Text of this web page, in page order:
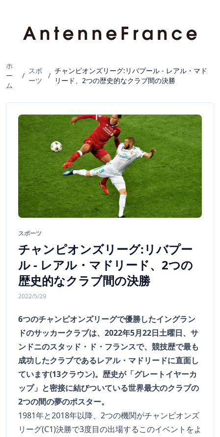
ホ
ー
ム
/
スポ
ーツ
/
チャンピオンズリーグ:リバプール - レアル・マド
リード、2つの歴史的なクラブ間の決勝
スポーツ
チャンピオンズリーグ:リバプー
ル - レアル・マドリード、2つの
歴史的なクラブ間の決勝
2022/5/29
6つのチャンピオンズリーグで優勝したイングラン
ドのサッカークラブは、2022年5月22日土曜日、サ
ンドニのスタッド・ド・フランスで、競技歴で最も
成功したクラブであるレアル・マドリードに直面し
ています(13クラウン)。歴史が「グレートイヤーカ
ップ」と密接に結びついている世界最大のクラブの
2つの間の夢のポスター。
1981年と2018年以降、2つの機関がチャンピオンズ
リーグ(C1)決勝で3度目の出場するこのイベントをよ